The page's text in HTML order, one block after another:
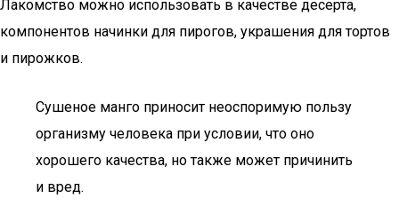
Лакомство можно использовать в качестве десерта,
компонентов начинки для пирогов, украшения для тортов
и пирожков.
Сушеное манго приносит неоспоримую пользу
организму человека при условии, что оно
хорошего качества, но также может причинить
и вред.